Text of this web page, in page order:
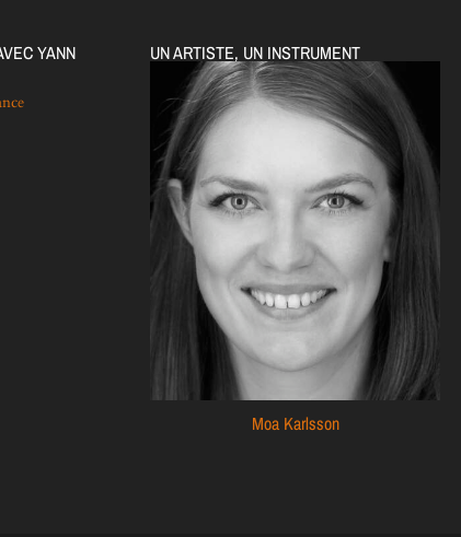
YANN UN ARTISTE, UN INSTRUMENT
Moa Karlsson